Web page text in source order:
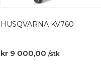
HUSQVARNA KV760
kr 9 000,00 /stk